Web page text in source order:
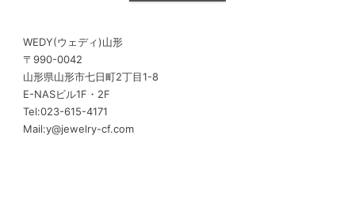
WEDY(ウェディ)山形
〒990-0042
山形県山形市七日町2丁目1-8
E-NASビル1F・2F
Tel:023-615-4171
Mail:y@jewelry-cf.com